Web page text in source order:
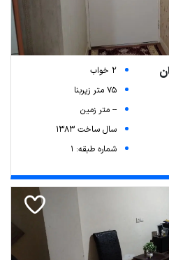
2 خواب
75 متر زیربنا
-- متر زمین
سال ساخت 1383
شماره طبقه: 1